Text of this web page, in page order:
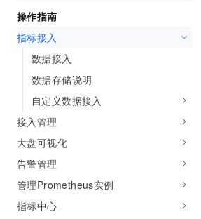
操作指南
指标接入
数据接入
数据存储说明
自定义数据接入
接入管理
大盘可视化
告警管理
管理Prometheus实例
指标中心